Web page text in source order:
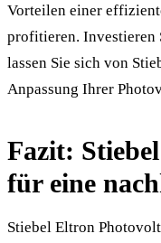
Vorteilen einer
profitieren. Investieren
lassen Sie sich von
Anpassung Ihrer
Fazit:
für eine
Stiebel Eltron